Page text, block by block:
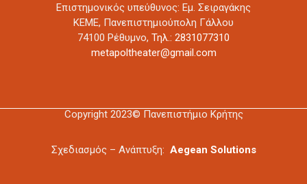
Επιστημονικός υπεύθυνος: Εμ. Σειραγάκης
ΚΕΜΕ, Πανεπιστημιούπολη Γάλλου
74100 Ρέθυμνο, Τηλ.: 2831077310
metapoltheater@gmail.com
Copyright 2023© Πανεπιστήμιο Κρήτης
Σχεδιασμός – Ανάπτυξη: Aegean Solutions